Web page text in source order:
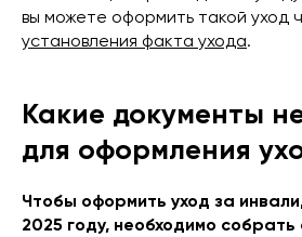
вы можете оформить такой уход
установления факта ухода.
Какие документы
для оформления
Чтобы оформить уход за
2025 году, необходимо